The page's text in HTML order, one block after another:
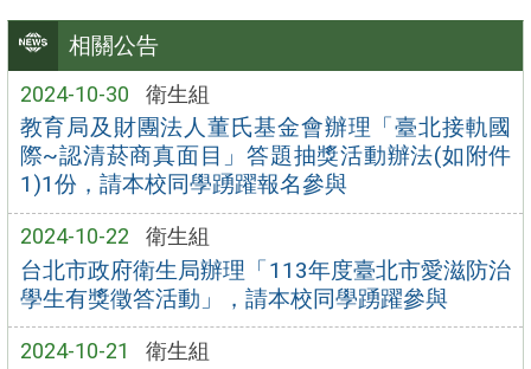
相關公告
2024-10-30 衛生組
教育局及財團法人董氏基金會辦理「臺北接軌國
際~認清菸商真面目」答題抽獎活動辦法(如附件
1)1份，請本校同學踴躍報名參與
2024-10-22 衛生組
台北市政府衛生局辦理「113年度臺北市愛滋防治
學生有獎徵答活動」，請本校同學踴躍參與
2024-10-21 衛生組